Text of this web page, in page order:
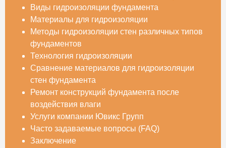
Виды гидроизоляции фундамента
Материалы для гидроизоляции
Методы гидроизоляции стен различных типов
фундаментов
Технология гидроизоляции
Сравнение материалов для гидроизоляции
стен фундамента
Ремонт конструкций фундамента после
воздействия влаги
Услуги компании Ювикс Групп
Часто задаваемые вопросы (FAQ)
Заключение